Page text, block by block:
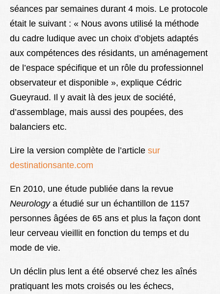
séances par semaines durant 4 mois. Le protocole
était le suivant : « Nous avons utilisé la méthode
du cadre ludique avec un choix d’objets adaptés
aux compétences des résidants, un aménagement
de l’espace spécifique et un rôle du professionnel
observateur et disponible », explique Cédric
Gueyraud. Il y avait là des jeux de société,
d’assemblage, mais aussi des poupées, des
balanciers etc.
Lire la version complète de l’article sur
destinationsante.com
En 2010, une étude publiée dans la revue
Neurologya étudié sur un échantillon de 1157
personnes âgées de 65 ans et plus la façon dont
leur cerveau vieillit en fonction du temps et du
mode de vie.
Un déclin plus lent a été observé chez les aînés
pratiquant les mots croisés ou les échecs,